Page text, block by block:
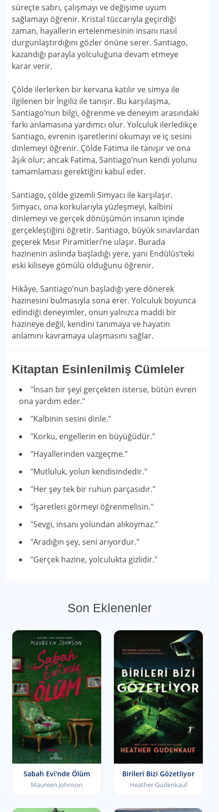
süreçte sabrı, çalışmayı ve değişime uyum
sağlamayı öğrenir. Kristal tüccarıyla geçirdiği
zaman, hayallerin ertelenmesinin insanı nasıl
durgunlaştırdığını gözler önüne serer. Santiago,
kazandığı parayla yolculuğuna devam etmeye
karar verir.
Çölde ilerlerken bir kervana katılır ve simya ile
ilgilenen bir İngiliz ile tanışır. Bu karşılaşma,
Santiago’nun bilgi, öğrenme ve deneyim arasındaki
farkı anlamasına yardımcı olur. Yolculuk ilerledikçe
Santiago, evrenin işaretlerini okumayı ve iç sesini
dinlemeyi öğrenir. Çölde Fatima ile tanışır ve ona
âşık olur; ancak Fatima, Santiago’nun kendi yolunu
tamamlaması gerektiğini kabul eder.
Santiago, çölde gizemli Simyacı ile karşılaşır.
Simyacı, ona korkularıyla yüzleşmeyi, kalbini
dinlemeyi ve gerçek dönüşümün insanın içinde
gerçekleştiğini öğretir. Santiago, büyük sınavlardan
geçerek Mısır Piramitleri’ne ulaşır. Burada
hazinenin aslında başladığı yere, yani Endülüs’teki
eski kiliseye gömülü olduğunu öğrenir.
Hikâye, Santiago’nun başladığı yere dönerek
hazinesini bulmasıyla sona erer. Yolculuk boyunca
edindiği deneyimler, onun yalnızca maddi bir
hazineye değil, kendini tanımaya ve hayatın
anlamını kavramaya ulaşmasını sağlar.
Kitaptan Esinlenilmiş Cümleler
"İnsan bir şeyi gerçekten isterse, bütün evren
ona yardım eder."
"Kalbinin sesini dinle."
"Korku, engellerin en büyüğüdür."
"Hayallerinden vazgeçme."
"Mutluluk, yolun kendisindedir."
"Her şey tek bir ruhun parçasıdır."
"İşaretleri görmeyi öğrenmelisin."
"Sevgi, insanı yolundan alıkoymaz."
"Aradığın şey, seni arıyordur."
"Gerçek hazine, yolculukta gizlidir."
Son Eklenenler
Sabah Evi'nde Ölüm
Maureen Johnson
Birileri Bizi Gözetliyor
Heather Gudenkauf